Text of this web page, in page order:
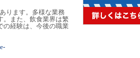
ります。多様な業務
。また、飲食業界は繁
の経験は、今後の職業